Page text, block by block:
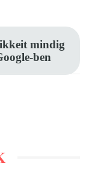
mindig
ben